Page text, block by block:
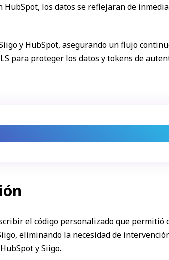
HubSpot, los datos se reflejaran de
y HubSpot, asegurando un flujo
para proteger los datos y tokens de
el código personalizado que permitió
eliminando la necesidad de
y Siigo.